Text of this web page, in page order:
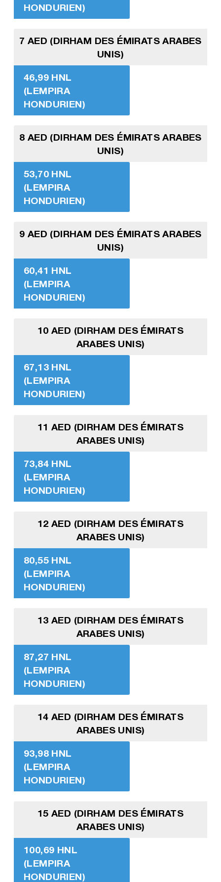
HONDURIEN)
7 AED (DIRHAM DES ÉMIRATS ARABES
UNIS)
46,99 HNL
(LEMPIRA
HONDURIEN)
8 AED (DIRHAM DES ÉMIRATS ARABES
UNIS)
53,70 HNL
(LEMPIRA
HONDURIEN)
9 AED (DIRHAM DES ÉMIRATS ARABES
UNIS)
60,41 HNL
(LEMPIRA
HONDURIEN)
10 AED (DIRHAM DES ÉMIRATS
ARABES UNIS)
67,13 HNL
(LEMPIRA
HONDURIEN)
11 AED (DIRHAM DES ÉMIRATS
ARABES UNIS)
73,84 HNL
(LEMPIRA
HONDURIEN)
12 AED (DIRHAM DES ÉMIRATS
ARABES UNIS)
80,55 HNL
(LEMPIRA
HONDURIEN)
13 AED (DIRHAM DES ÉMIRATS
ARABES UNIS)
87,27 HNL
(LEMPIRA
HONDURIEN)
14 AED (DIRHAM DES ÉMIRATS
ARABES UNIS)
93,98 HNL
(LEMPIRA
HONDURIEN)
15 AED (DIRHAM DES ÉMIRATS
ARABES UNIS)
100,69 HNL
(LEMPIRA
HONDURIEN)